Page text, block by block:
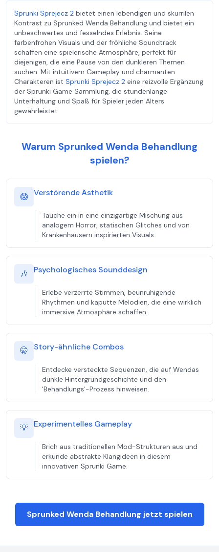
Sprunki Sprejecz 2 bietet einen lebendigen und skurrilen
Kontrast zu Sprunked Wenda Behandlung und bietet ein
unbeschwertes und fesselndes Erlebnis. Seine
farbenfrohen Visuals und der fröhliche Soundtrack
schaffen eine spielerische Atmosphäre, perfekt für
diejenigen, die eine Pause von den dunkleren Themen
suchen. Mit intuitivem Gameplay und charmanten
Charakteren ist Sprunki Sprejecz 2 eine reizvolle Ergänzung
der Sprunki Game Sammlung, die stundenlange
Unterhaltung und Spaß für Spieler jeden Alters
gewährleistet.
Warum Sprunked Wenda Behandlung
spielen?
😱 Verstörende Ästhetik
Tauche ein in eine einzigartige Mischung aus
analogem Horror, statischen Glitches und von
Krankenhäusern inspirierten Visuals.
🎶 Psychologisches Sounddesign
Erlebe verzerrte Stimmen, beunruhigende
Rhythmen und kaputte Melodien, die eine wirklich
immersive Atmosphäre schaffen.
🤫 Story-ähnliche Combos
Entdecke versteckte Sequenzen, die auf Wendas
dunkle Hintergrundgeschichte und den
'Behandlungs'-Prozess hinweisen.
💡 Experimentelles Gameplay
Brich aus traditionellen Mod-Strukturen aus und
erkunde abstrakte Klangideen in diesem
innovativen Sprunki Game.
Sprunked Wenda Behandlung jetzt spielen